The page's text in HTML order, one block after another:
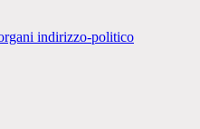
indirizzo-politico